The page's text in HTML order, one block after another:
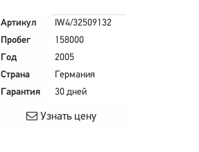
Артикул
IW4/32509132
Пробег
158000
Год
2005
Страна
Германия
Гарантия
30 дней
Узнать цену